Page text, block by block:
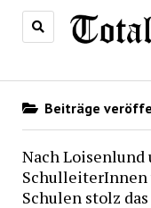
Beiträge
Nach Loisenlund
SchulleiterInnen
Schulen stolz